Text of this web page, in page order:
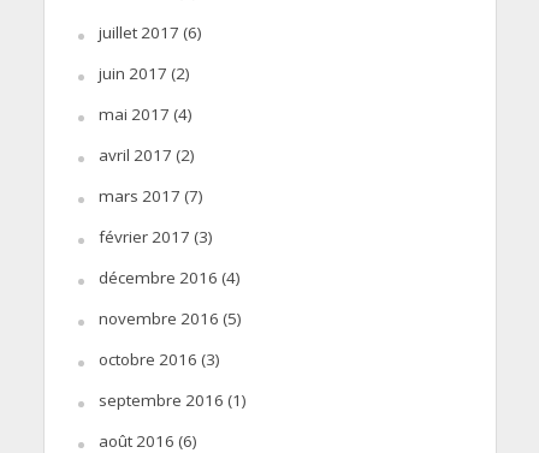
juillet 2017 (6)
juin 2017 (2)
mai 2017 (4)
avril 2017 (2)
mars 2017 (7)
février 2017 (3)
décembre 2016 (4)
novembre 2016 (5)
octobre 2016 (3)
septembre 2016 (1)
août 2016 (6)